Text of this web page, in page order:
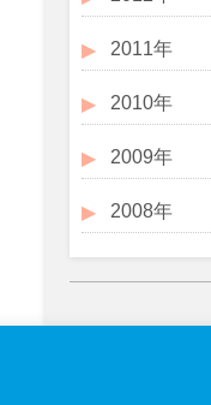
2011年
2010年
2009年
2008年